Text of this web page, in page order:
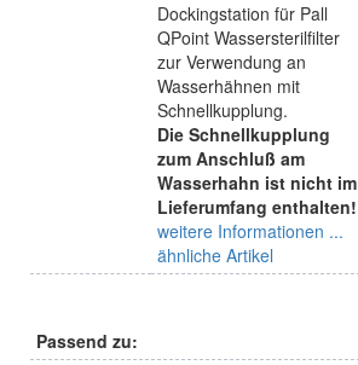
Dockingstation für Pall
QPoint Wassersterilfilter
zur Verwendung an
Wasserhähnen mit
Schnellkupplung.
Die Schnellkupplung
zum Anschluß am
Wasserhahn ist nicht im
Lieferumfang enthalten!
weitere Informationen ...
ähnliche Artikel
Passend zu: